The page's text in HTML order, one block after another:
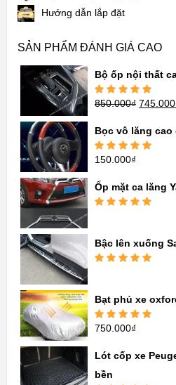
Hướng dẫn lắp đặt
SẢN PHẨM ĐÁNH GIÁ CAO
Bộ ốp nội thất
Được xếp
850.000₫ 745.000
Bọc vô lăng cao
Được xếp
sao
150.000₫
Ốp mặt ca lăng
Bậc lên xuống
Bạt phủ xe
Được xếp
750.000₫
Lót cốp xe
bền